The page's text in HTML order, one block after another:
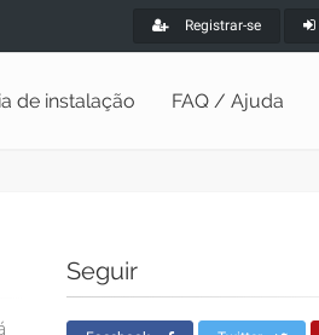
Registrar-se
de instalação FAQ / Ajuda
Seguir